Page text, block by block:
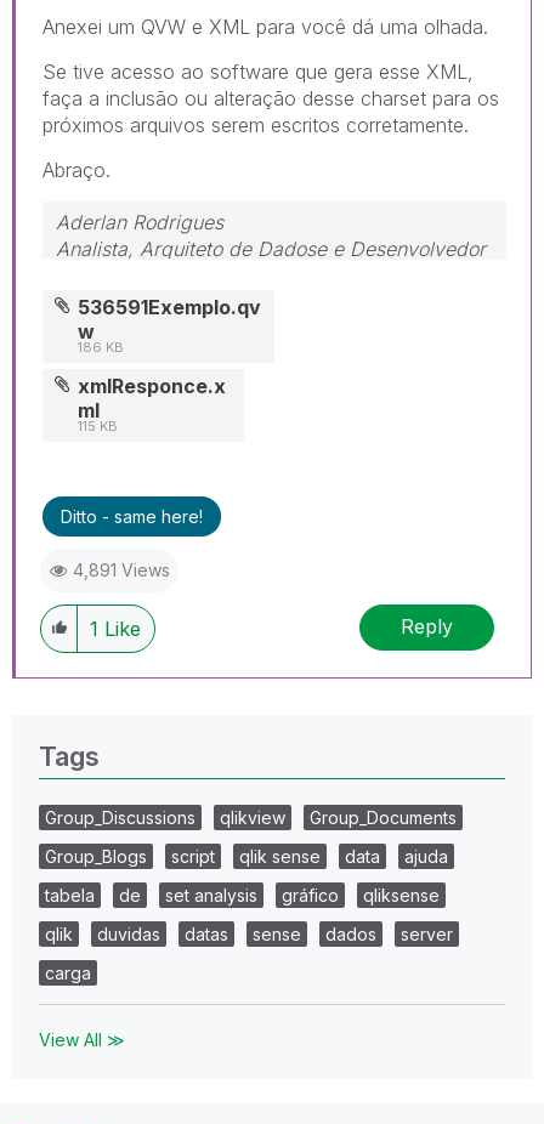
Anexei um QVW e XML para você dá uma olhada.
Se tive acesso ao software que gera esse XML,
faça a inclusão ou alteração desse charset para os
próximos arquivos serem escritos corretamente.
Abraço.
Aderlan Rodrigues
Analista, Arquiteto de Dadose e Desenvolvedor
Youtube.com/bideaz 
Instagram.com/bideaz.in
"Nada é tão inútil quanto fazer eficientemente o
que não deveria ser feito." (Peter Drucker)
536591Exemplo.qv
w
186 KB
xmlResponce.x
ml
115 KB
Ditto - same here!
4,891 Views
1 Like Reply
Tags
Group_Discussions qlikview
Group_Documents
Group_Blogs
script qlik sense data
ajuda
tabela
de set analysis gráfico
qliksense
qlik
duvidas datas sense dados
server
carga
View All ≫